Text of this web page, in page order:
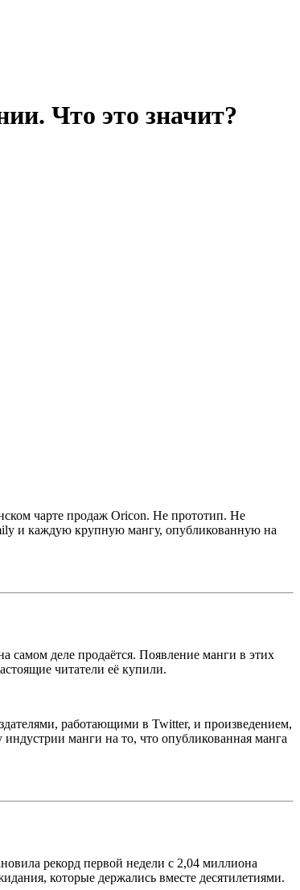
Что это значит?
чарте продаж Oricon. Не прототип. Не
и каждую крупную мангу, опубликованную на
самом деле продаётся. Появление манги в этих
читатели её купили.
работающими в Twitter, и произведением,
манги на то, что опубликованная манга
рекорд первой недели с 2,04 миллиона
которые держались вместе десятилетиями.